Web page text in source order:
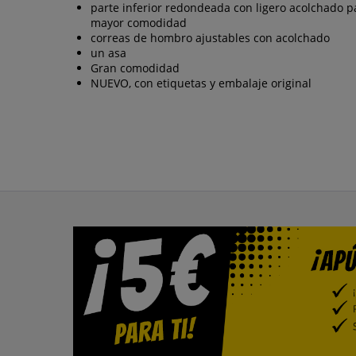
parte inferior redondeada con ligero acolchado
mayor comodidad
correas de hombro ajustables con acolchado
un asa
Gran comodidad
NUEVO, con etiquetas y embalaje original